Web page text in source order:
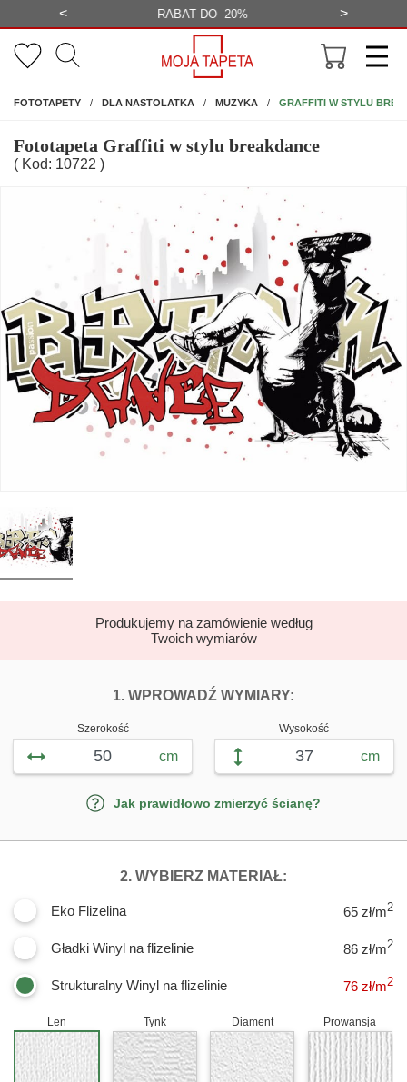
< BEZPŁATNA WIZUALIZACJA >
FOTOTAPETYNA ŚCIANĘ
DLA NASTOLATKA MUZYKA GRAFFITI W STYLU
Fototapeta Graffiti w stylu breakdance
( Kod: 10722 )
Produkujemy na zamówienie według
Twoich wymiarów
1. WPROWADŹ WYMIARY:
Szerokość
cm
Wysokość
cm
Jak prawidłowo zmierzyć ścianę?
2. WYBIERZ MATERIAŁ:
Eko Flizelina 65 zł/m2
Gładki Winyl na flizelinie 86 zł/m2
Strukturalny Winyl na flizelinie 76 zł/m2
Len Tynk Diament Prowansja